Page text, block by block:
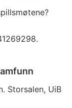
Storsalen, UiB